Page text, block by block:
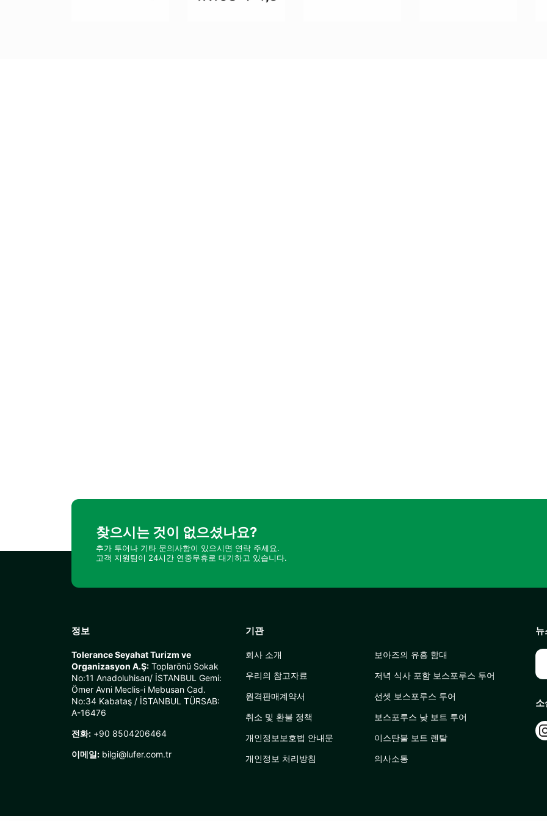
찾으시는 것이 없으셨나요?
추가 투어나 기타 문의사항이 있으시면 연락 주세요.
고객 지원팀이 24시간 연중무휴로 대기하고 있습니다.
정보
Tolerance Seyahat Turizm ve
Organizasyon A.Ş: Toplarönü Sokak
No:11 Anadoluhisarı/ İSTANBUL Gemi:
Ömer Avni Meclis-i Mebusan Cad.
No:34 Kabataş / İSTANBUL TÜRSAB:
A-16476
전화: +90 8504206464
이메일: bilgi@lufer.com.tr
기관
회사 소개
우리의 참고자료
원격판매계약서
취소 및 환불 정책
개인정보보호법 안내문
개인정보 처리방침
보아즈의 유흥 함대
저녁 식사 포함 보스포루스 투어
선셋 보스포루스 투어
보스포루스 낮 보트 투어
이스탄불 보트 렌탈
의사소통
뉴
소